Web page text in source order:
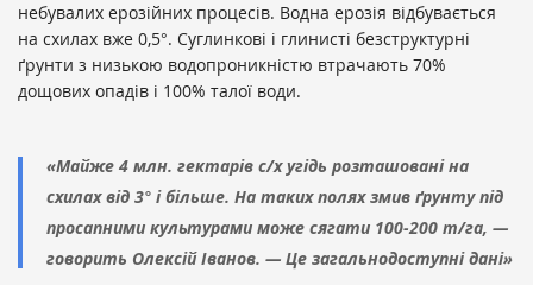
небувалих ерозійних процесів. Водна ерозія відбувається
на схилах вже 0,5°. Суглинкові і глинисті безструктурні
ґрунти з низькою водопроникністю втрачають 70%
дощових опадів і 100% талої води.
«Майже 4 млн. гектарів с/х угідь розташовані на
схилах від 3° і більше. На таких полях змив ґрунту під
просапними культурами може сягати 100-200 т/га, —
говорить Олексій Іванов. — Це загальнодоступні дані»